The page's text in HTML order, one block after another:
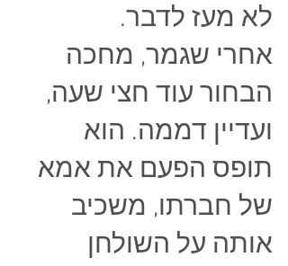
לא מעז לדבר.
אחרי שגמר, מחכה
הבחור עוד חצי שעה,
ועדיין דממה. הוא
תופס הפעם את אמא
של חברתו, משכיב
אותה על השולחן